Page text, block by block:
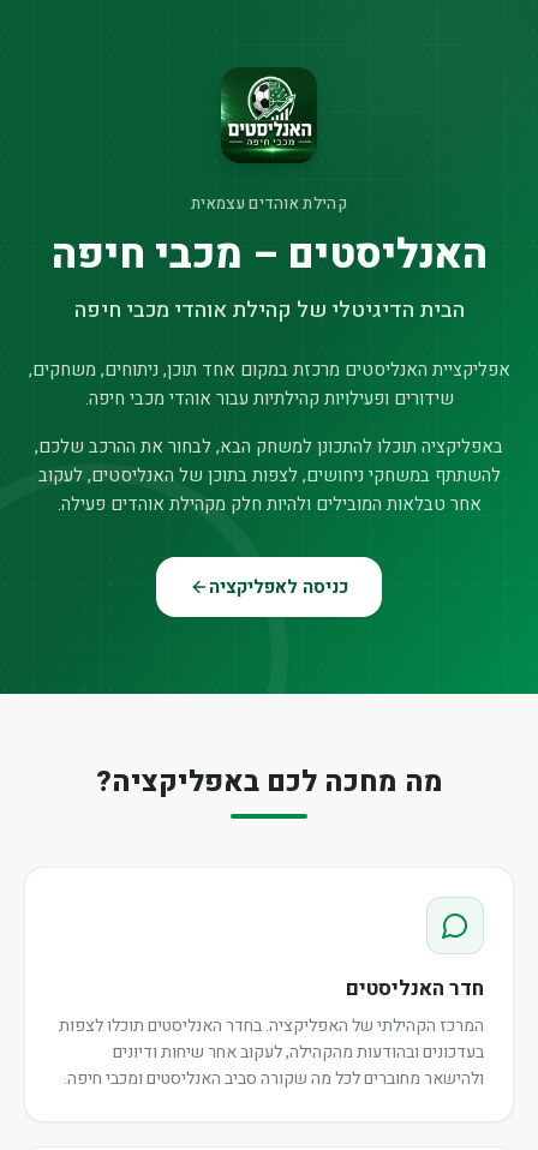
קהילת אוהדים עצמאית
האנליסטים – מכבי חיפה
הבית הדיגיטלי של קהילת אוהדי מכבי חיפה
אפליקציית האנליסטים מרכזת במקום אחד תוכן, ניתוחים, משחקים,
שידורים ופעילויות קהילתיות עבור אוהדי מכבי חיפה.
באפליקציה תוכלו להתכונן למשחק הבא, לבחור את ההרכב שלכם,
להשתתף במשחקי ניחושים, לצפות בתוכן של האנליסטים, לעקוב
אחר טבלאות המובילים ולהיות חלק מקהילת אוהדים פעילה.
כניסה לאפליקציה
מה מחכה לכם באפליקציה?
חדר האנליסטים
המרכז הקהילתי של האפליקציה. בחדר האנליסטים תוכלו לצפות
בעדכונים ובהודעות מהקהילה, לעקוב אחר שיחות ודיונים
ולהישאר מחוברים לכל מה שקורה סביב האנליסטים ומכבי חיפה.